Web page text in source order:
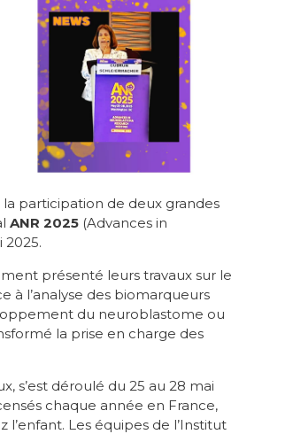
la participation de deux grandes
ANR 2025 (Advances in
2025.
présenté leurs travaux sur le
à l’analyse des biomarqueurs
du neuroblastome ou
la prise en charge des
s’est déroulé du 25 au 28 mai
chaque année en France,
Les équipes de l’Institut